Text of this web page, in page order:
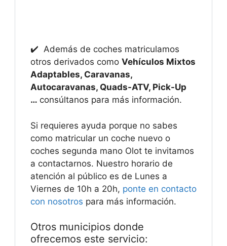
✔️ Además de coches matriculamos
otros derivados como Vehículos Mixtos
Adaptables, Caravanas,
Autocaravanas, Quads-ATV, Pick-Up
… consúltanos para más información.
Si requieres ayuda porque no sabes
como matricular un coche nuevo o
coches segunda mano Olot te invitamos
a contactarnos. Nuestro horario de
atención al público es de Lunes a
Viernes de 10h a 20h, ponte en contacto
con nosotros para más información.
Otros municipios donde
ofrecemos este servicio: